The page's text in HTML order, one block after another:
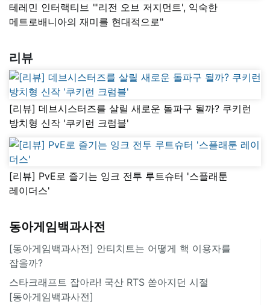
테레민 인터랙티브 "'리전 오브 저지먼트', 익숙한
메트로배니아의 재미를 현대적으로"
리뷰
[리뷰] 데브시스터즈를 살릴 새로운 돌파구 될까? 쿠키런
방치형 신작 '쿠키런 크럼블'
[리뷰] PvE로 즐기는 잉크 전투 루트슈터 '스플래툰
레이더스'
동아게임백과사전
[동아게임백과사전] 안티치트는 어떻게 핵 이용자를
잡을까?
스타크래프트 잡아라! 국산 RTS 쏟아지던 시절
[동아게임백과사전]